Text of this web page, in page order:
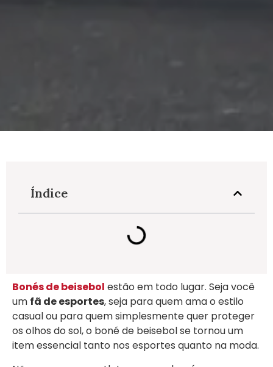
Bonés de beisebol estão em todo lugar. Seja você
um fã de esportes, seja para quem ama o estilo
casual ou para quem simplesmente quer proteger
os olhos do sol, o boné de beisebol se tornou um
item essencial tanto nos esportes quanto na moda.
Índice